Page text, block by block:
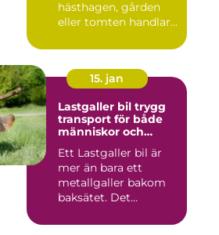
hästhagen, gården
eller tomten handlar
markera en g...
15. jan
Lastgaller bil trygg
transport för både
människor och
Ett Lastgaller bil är
mer än bara ett
metallgaller bakom
baksätet. Det
säkerhe...